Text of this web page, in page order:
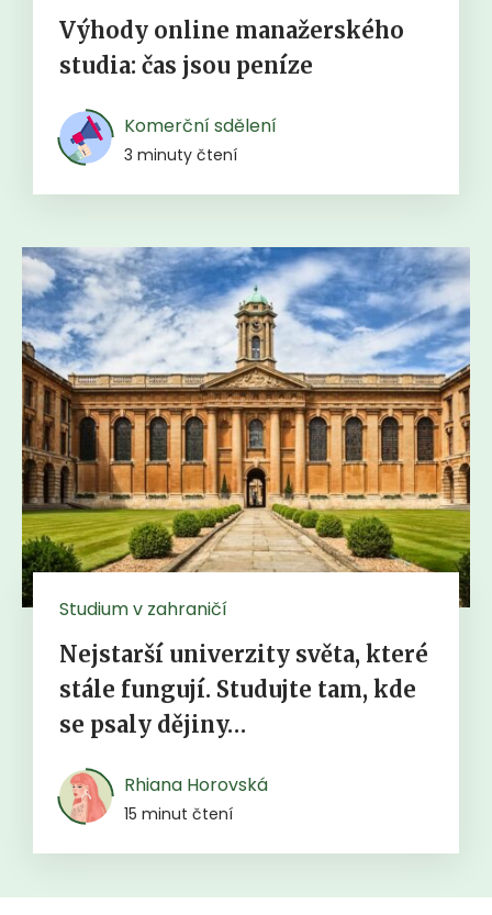
Výhody online manažerského
studia: čas jsou peníze
Komerční sdělení
3 minuty čtení
Studium v zahraničí
Nejstarší univerzity světa, které
stále fungují. Studujte tam, kde
se psaly dějiny…
Rhiana Horovská
15 minut čtení